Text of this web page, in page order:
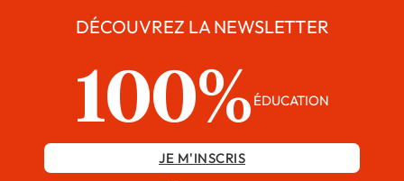
DÉCOUVREZ LA NEWSLETTER
100% ÉDUCATION
JE M'INSCRIS